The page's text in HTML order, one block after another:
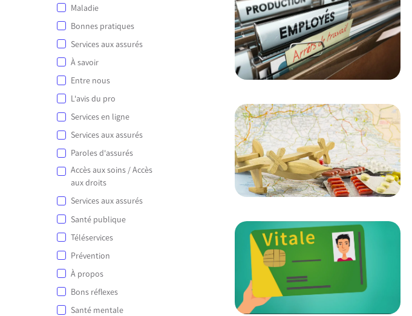
Maladie
Bonnes pratiques
Services aux assurés
À savoir
Entre nous
L'avis du pro
Services en ligne
Services aux assurés
Paroles d'assurés
Accès aux soins / Accès
aux droits
Services aux assurés
Santé publique
Téléservices
Prévention
À propos
Bons réflexes
Santé mentale